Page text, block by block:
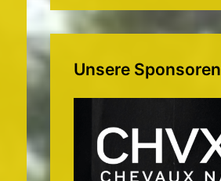
Unsere Sponsoren